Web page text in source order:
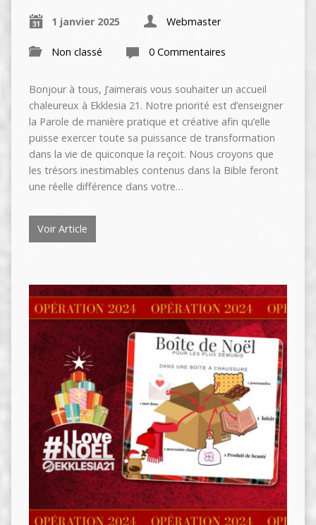
1 janvier 2025 Webmaster
Non classé 0 Commentaires
Bonjour à tous, J’aimerais vous souhaiter un accueil
chaleureux à Ekklesia 21. Notre priorité est d’enseigner
la Parole de manière pratique et créative afin qu’elle
puisse exercer toute sa puissance de transformation
dans la vie de quiconque la reçoit. Nous croyons que
les trésors inestimables contenus dans la Bible feront
une réelle différence dans votre…
Voir Article